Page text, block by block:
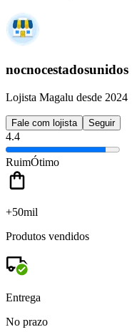
nocnocestadosunidos
Lojista Magalu desde 2024
Fale com lojista Seguir
4.4
RuimÓtimo
+50mil
Produtos vendidos
Entrega
No prazo